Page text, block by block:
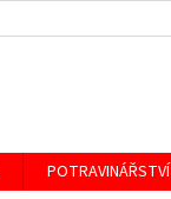
POTRAVINÁŘSTVÍ